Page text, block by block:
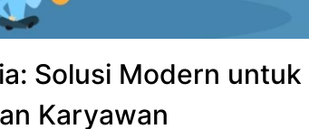
Solusi Modern untuk
Karyawan